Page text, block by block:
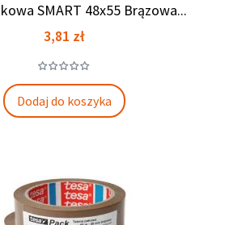
SMART 48x55 Brązowa...
Cena
3,81 zł
Dodaj do koszyka